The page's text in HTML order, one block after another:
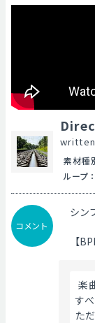
素材種
ループ ：
コメント
シン
【
楽
す
た